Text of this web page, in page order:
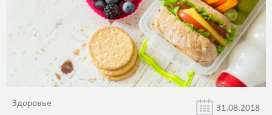
Здоровье 31.08.2018